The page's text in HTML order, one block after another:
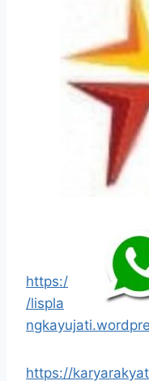
https:/
/lispla
https://